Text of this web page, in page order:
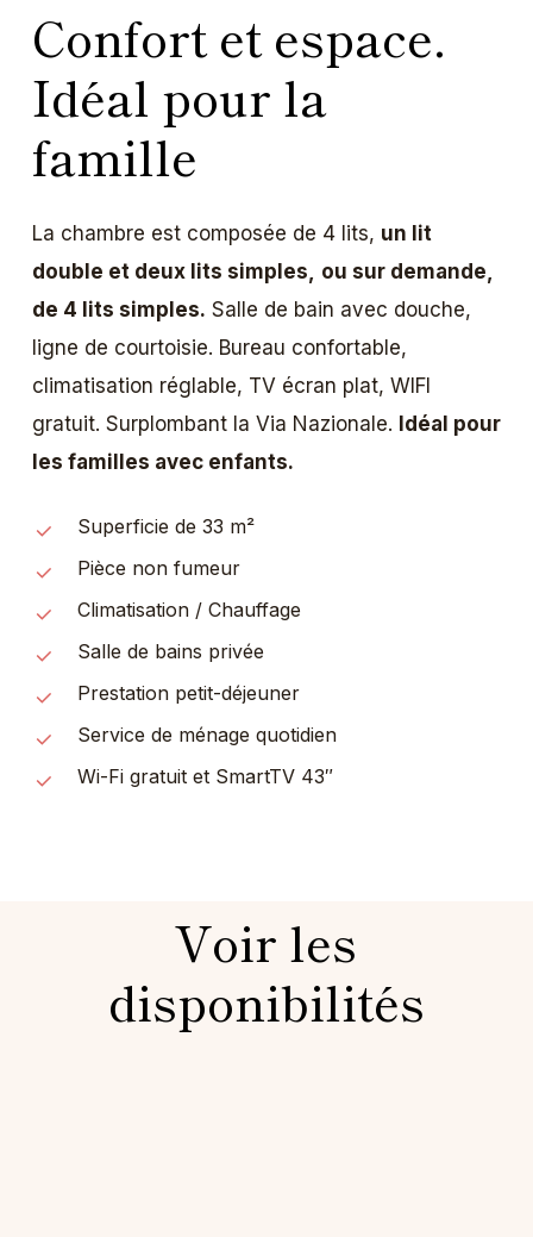
Confort et espace.
Idéal pour la
famille
La chambre est composée de 4 lits, un lit
double et deux lits simples, ou sur demande,
de 4 lits simples. Salle de bain avec douche,
ligne de courtoisie. Bureau confortable,
climatisation réglable, TV écran plat, WIFI
gratuit. Surplombant la Via Nazionale. Idéal pour
les familles avec enfants.
Superficie de 33 m²
Pièce non fumeur
Climatisation / Chauffage
Salle de bains privée
Prestation petit-déjeuner
Service de ménage quotidien
Wi-Fi gratuit et SmartTV 43″
Voir les
disponibilités